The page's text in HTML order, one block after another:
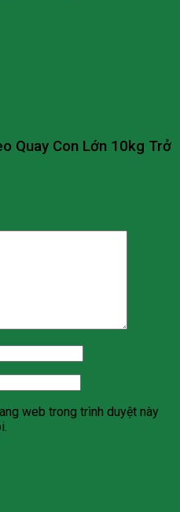
Quay Con Lớn 10kg Trở
web trong trình duyệt này